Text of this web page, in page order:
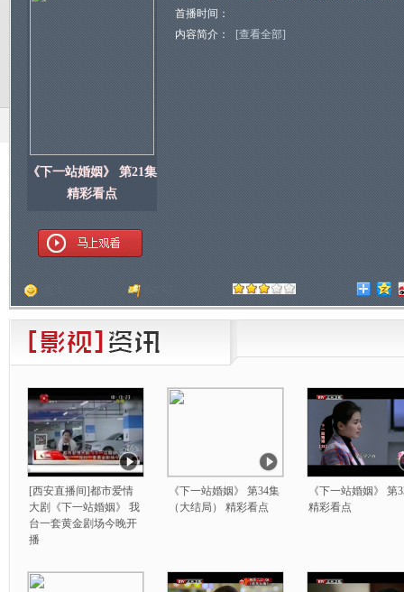
《下一站婚姻》 第21集
精彩看点
首播时间：
内容简介：
[查看全部]
[西安直播间]都市爱情
大剧《下一站婚姻》 我
台一套黄金剧场今晚开
播
《下一站婚姻》 第34集
（大结局） 精彩看点
《下一站婚姻》 第
精彩看点